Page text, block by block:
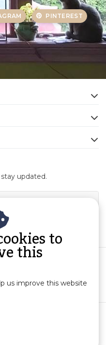
PINTEREST
updated.
to
this
us improve this website